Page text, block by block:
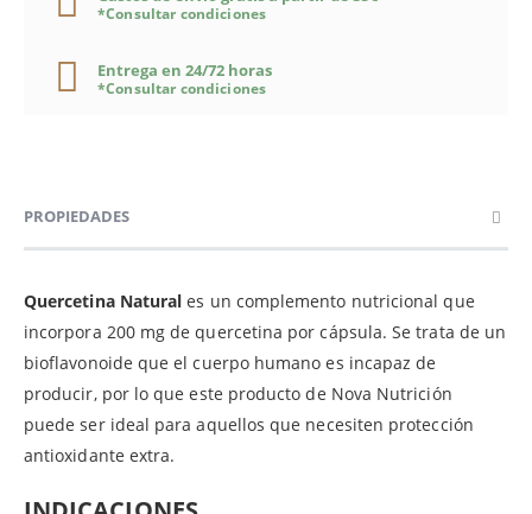
*Consultar condiciones
Entrega en 24/72 horas
*Consultar condiciones
PROPIEDADES
Quercetina Naturales un complemento nutricional que
incorpora 200 mg de quercetina por cápsula. Se trata de un
bioflavonoide que el cuerpo humano es incapaz de
producir, por lo que este producto de Nova Nutrición
puede ser ideal para aquellos que necesiten protección
antioxidante extra.